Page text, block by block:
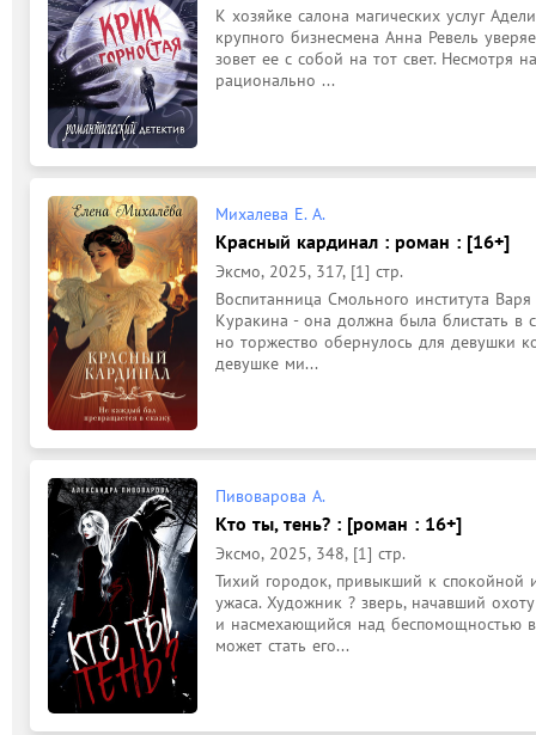
К хозяйке салона магических услуг
крупного бизнесмена Анна Ревель
зовет ее с собой на тот свет. Несмотря
рационально ...
Михалева Е. А.
Красный кардинал : роман : [16+]
Эксмо, 2025, 317, [1] стр.
Воспитанница Смольного института
Куракина - она должна была блистать в
но торжество обернулось для девушки
девушке ми...
Пивоварова А.
Кто ты, тень? : [роман : 16+]
Эксмо, 2025, 348, [1] стр.
Тихий городок, привыкший к спокойной
ужаса. Художник ? зверь, начавший
и насмехающийся над беспомощностью
может стать его...